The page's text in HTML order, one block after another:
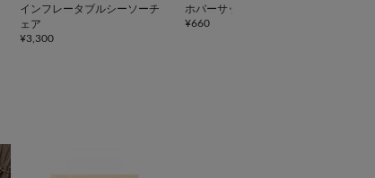
インフレータブルシーソーチ
ェア
¥3,300
ホバーサッカーボール
¥660